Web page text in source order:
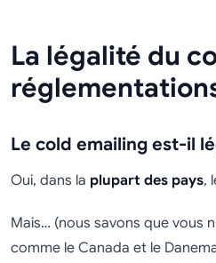
La légalité du
Le cold emailing est-il
Oui, dans la plupart des pays,
Mais… (nous savons que vous
comme le Canada et le